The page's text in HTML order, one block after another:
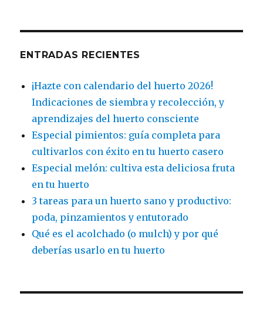
ENTRADAS RECIENTES
¡Hazte con calendario del huerto 2026!
Indicaciones de siembra y recolección, y
aprendizajes del huerto consciente
Especial pimientos: guía completa para
cultivarlos con éxito en tu huerto casero
Especial melón: cultiva esta deliciosa fruta
en tu huerto
3 tareas para un huerto sano y productivo:
poda, pinzamientos y entutorado
Qué es el acolchado (o mulch) y por qué
deberías usarlo en tu huerto